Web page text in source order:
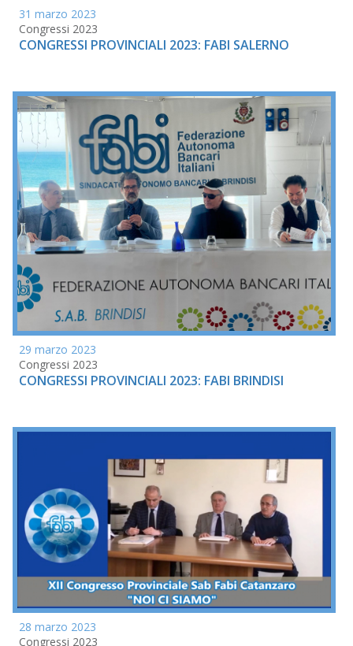
31 marzo 2023
Congressi 2023
CONGRESSI PROVINCIALI 2023: FABI SALERNO
29 marzo 2023
Congressi 2023
CONGRESSI PROVINCIALI 2023: FABI BRINDISI
28 marzo 2023
Congressi 2023